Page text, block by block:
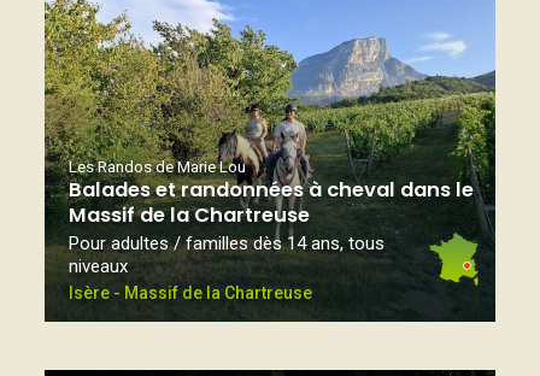
Les Randos de Marie Lou
Balades et randonnées à cheval dans le
Massif de la Chartreuse
Pour adultes / familles dès 14 ans, tous
niveaux
Isère - Massif de la Chartreuse